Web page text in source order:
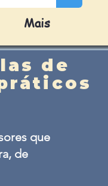
Mais
de
que
de